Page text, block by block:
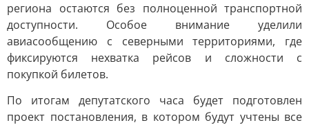
региона остаются без полноценной транспортной
доступности. Особое внимание уделили
авиасообщению с северными территориями, где
фиксируются нехватка рейсов и сложности с
покупкой билетов.
По итогам депутатского часа будет подготовлен
проект постановления, в котором будут учтены все